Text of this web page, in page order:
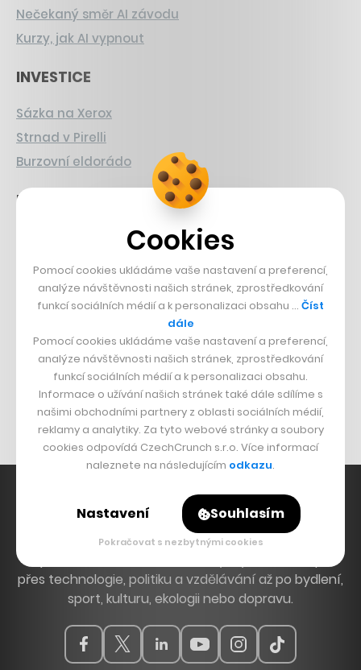
Nečekaný směr AI závodu
Kurzy, jak AI vypnout
INVESTICE
Sázka na Xerox
Strnad v Pirelli
Burzovní eldorádo
PŘÍBĚHY Z GASTRA
Boční projekt, co se zvrtnul
Dva golfisti, co pečou
Bomma není tichá
Originální hodinky
Nábytek z betonu
Hlavní zdroj inspirace. Věnujeme se tématům, která
přes technologie, politiku a vzdělávání až po bydlení,
sport, kulturu, ekologii nebo dopravu.
Cookies
Pomocí cookies ukládáme vaše nastavení a preferencí,
analýze návštěvnosti našich stránek, zprostředkování
funkcí sociálních médií a k personalizaci obsahu … Číst
dále
Pomocí cookies ukládáme vaše nastavení a preferencí,
analýze návštěvnosti našich stránek, zprostředkování
funkcí sociálních médií a k personalizaci obsahu.
Informace o užívání našich stránek také dále sdílíme s
našimi obchodními partnery z oblasti sociálních médií,
reklamy a analytiky. Za tyto webové stránky a soubory
cookies odpovídá CzechCrunch s.r.o. Více informací
naleznete na následujícím odkazu.
Nastavení Souhlasím
Pokračovat s nezbytnými cookies